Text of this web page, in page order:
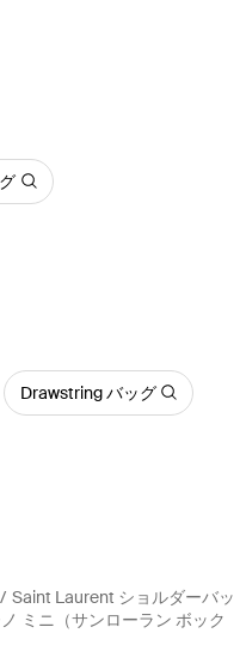
Drawstring バッグ
Saint Laurent ショルダーバッ
ミニ（サンローラン ボック